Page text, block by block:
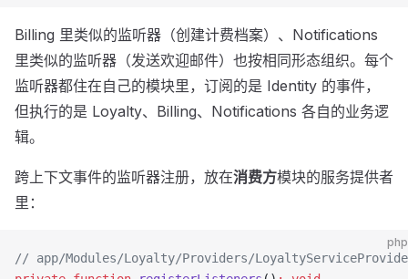
Billing 里类似的监听器（创建计费档案）、Notifications
里类似的监听器（发送欢迎邮件）也按相同形态组织。每个
监听器都住在自己的模块里，订阅的是 Identity 的事件，
但执行的是 Loyalty、Billing、Notifications 各自的业务逻
辑。
跨上下文事件的监听器注册，放在消费方模块的服务提供者
里：
php
// app/Modules/Loyalty/Providers/